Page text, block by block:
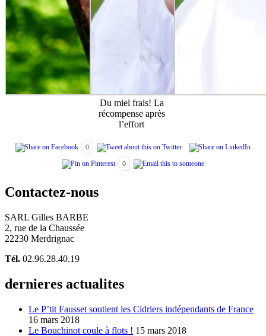
Du miel frais! La
récompense après
l’effort
0
0
Contactez-nous
SARL Gilles BARBE
2, rue de la Chaussée
22230 Merdrignac
Tél. 02.96.28.40.19
dernieres actualites
Le P’tit Fausset soutient les Cidriers indépendants de France
16 mars 2018
Le Bouchinot coule à flots ! 15 mars 2018